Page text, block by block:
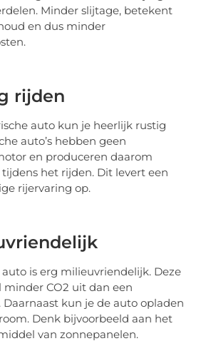
Minder slijtage, betekent
en dus minder
rijden
auto kun je heerlijk rustig
auto’s hebben geen
en produceren daarom
het rijden. Dit levert een
rijervaring op.
is erg milieuvriendelijk. Deze
minder CO2 uit dan een
Daarnaast kun je de auto opladen
Denk bijvoorbeeld aan het
van zonnepanelen.